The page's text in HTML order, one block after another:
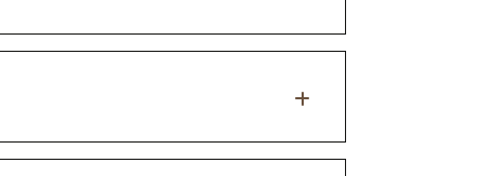
Prüfungsexperten, welche